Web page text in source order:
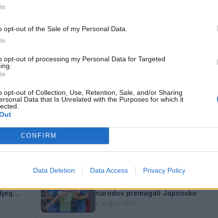
opt-out of the Sale of my Personal Data.
opt-out of processing my Personal Data for Targeted
opt-out of Collection, Use, Retention, Sale, and/or Sharing
Data that Is Unrelated with the Purposes for which it
CONFIRM
Data Deletion Data Access Privacy Policy
58. Mednarodne igre šolarjev na
4. avgust 2026
narodov premagali Japonsko
2. avgust 2026